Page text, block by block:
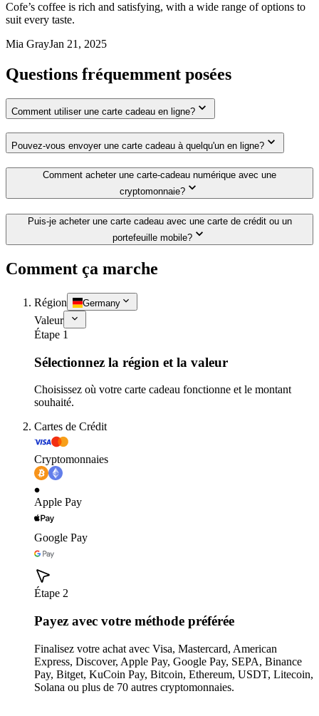
Cofe’s coffee is rich and satisfying, with a wide range of options to
suit every taste.
Mia GrayJan 21, 2025
Questions fréquemment posées
Comment utiliser une carte cadeau en ligne?
Pouvez-vous envoyer une carte cadeau à quelqu'un en ligne?
Comment acheter une carte-cadeau numérique avec une
cryptomonnaie?
Puis-je acheter une carte cadeau avec une carte de crédit ou un
portefeuille mobile?
Comment ça marche
Région Germany
Valeur
Étape 1
Sélectionnez la région et la valeur
Choisissez où votre carte cadeau fonctionne et le montant
souhaité.
Cartes de Crédit
Cryptomonnaies
Apple Pay
Google Pay
Étape 2
Payez avec votre méthode préférée
Finalisez votre achat avec Visa, Mastercard, American
Express, Discover, Apple Pay, Google Pay, SEPA, Binance
Pay, Bitget, KuCoin Pay, Bitcoin, Ethereum, USDT, Litecoin,
Solana ou plus de 70 autres cryptomonnaies.